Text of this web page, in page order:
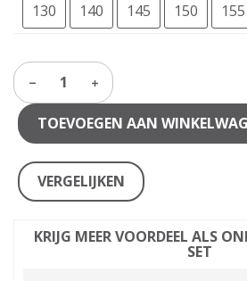
130
140 145 150 155
1
TOEVOEGEN AAN
VERGELIJKEN
KRIJG MEER VOORDEEL ALS
SET